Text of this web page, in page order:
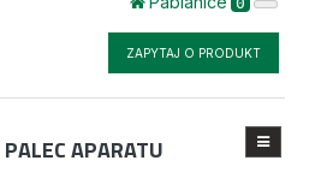
ZAPYTAJ O PRODUKT
PALEC APARATU